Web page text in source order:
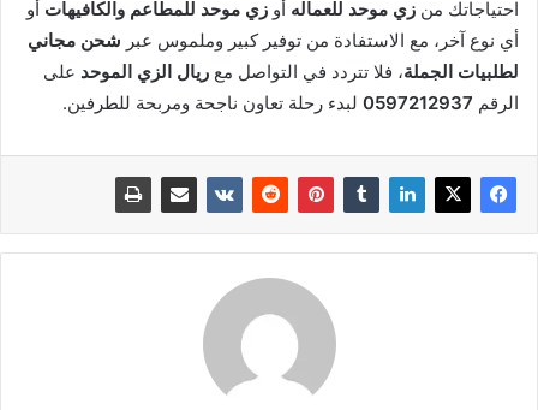
احتياجاتك من زي موحد للعماله أو زي موحد للمطاعم والكافيهات أو
أي نوع آخر، مع الاستفادة من توفير كبير وملموس عبر شحن مجاني
لطلبيات الجملة، فلا تتردد في التواصل مع ريال الزي الموحد على
الرقم 0597212937 لبدء رحلة تعاون ناجحة ومربحة للطرفين.